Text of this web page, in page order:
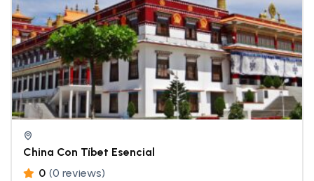
China Con Tíbet Esencial
0 (0 reviews)